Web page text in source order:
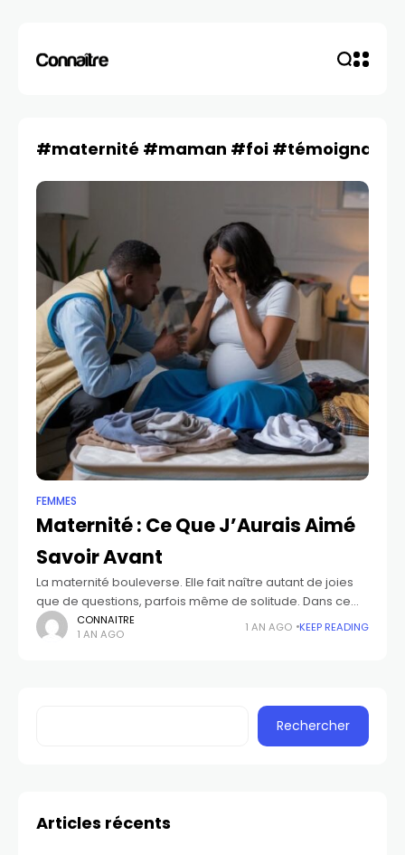
#maternité #maman #foi #témoignage
FEMMES
Maternité : Ce Que J’Aurais Aimé
Savoir Avant
La maternité bouleverse. Elle fait naître autant de joies
que de questions, parfois même de solitude. Dans ce
témoignage simple et sincère, je partage ce que
j’aurais aimé savoir avant
CONNAITRE
1 AN AGO
1 AN AGO KEEP READING
Rechercher
Articles récents